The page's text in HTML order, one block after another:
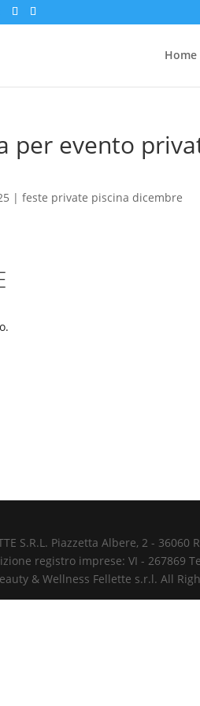
Home
per evento
|feste private piscina dicembre
S.R.L. Piazzetta Albere, 2 -
registro imprese: VI - 267869
& Wellness Fellette s.r.l. All